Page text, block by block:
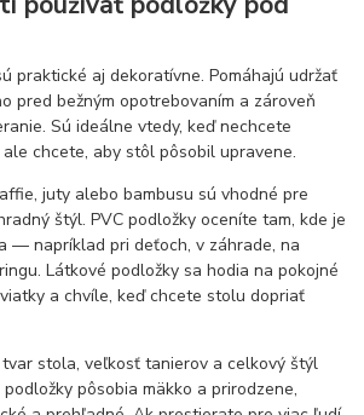
praktické aj dekoratívne. Pomáhajú udržať
pred bežným opotrebovaním a zároveň
Sú ideálne vtedy, keď nechcete
chcete, aby stôl pôsobil upravene.
juty alebo bambusu sú vhodné pre
štýl. PVC podložky oceníte tam, kde je
— napríklad pri deťoch, v záhrade, na
Látkové podložky sa hodia na pokojné
a chvíle, keď chcete stolu dopriať
stola, veľkosť tanierov a celkový štýl
pôsobia mäkko a prirodzene,